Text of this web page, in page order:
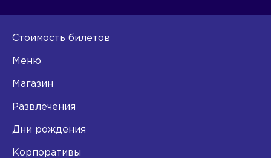
Стоимость билетов
Меню
Магазин
Развлечения
Дни рождения
Корпоративы